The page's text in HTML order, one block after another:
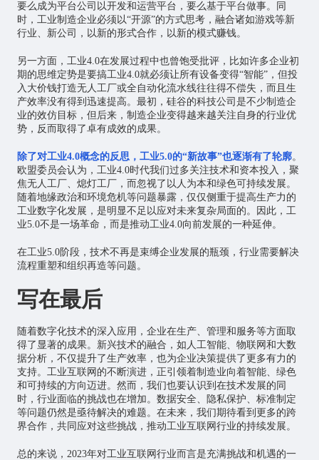
要么成为平台公司以开发和运营平台，要么基于平台做事。同
时，工业制造企业必须以“开源”的方式思考，融合诸如游戏等新
行业、新公司，以新的形式合作，以新的模式赚钱。
另一方面，工业4.0在发展过程中也曾饱受批评，比如许多企业初
期的思维定势是要搞工业4.0就必须让所有设备变得“智能”，但投
入大价钱打造无人工厂或全自动化流水线往往得不偿失，而且生
产效率没有得到迅速提高。最初，硅谷的科技公司是不少制造企
业的效仿目标，但后来，制造企业变得越来越关注自身的行业优
势，反而取得了卓有成效的成果。
除了对工业4.0概念的反思，工业5.0的“新故事”也逐渐有了轮廓。
欧盟委员会认为，工业4.0时代我们过多关注技术和资本投入，聚
焦无人工厂、熄灯工厂，而忽视了以人为本和绿色可持续发展。
随着地缘政治和环境危机等问题暴露，仅仅侧重于提高生产力的
工业数字化发展，是明显不足以应对未来复杂局面的。因此，工
业5.0不是一场革命，而是推动工业4.0向前发展的一种延伸。
在工业5.0阶段，技术不再是束缚企业发展的瓶颈，行业需要解决
流程重塑和组织再造等问题。
写在最后
随着数字化技术的深入应用，企业在生产、管理和服务等方面取
得了显著的成果。新兴技术的融合，如人工智能、 物联网 和大数
据分析，不仅提升了生产效率，也为企业决策提供了更多有力的
支持。工业互联网的不断演进，正引领着制造业向着智能、绿色
和可持续的方向迈进。然而，我们也要认识到在技术发展的同
时，行业面临的挑战也在增加。数据安全、隐私保护、标准制定
等问题仍然是亟待解决的难题。在未来，我们期待看到更多的跨
界合作，共同应对这些挑战，推动工业互联网行业的持续发展。
总的来说，2023年对工业互联网行业而言是充满挑战和机遇的一